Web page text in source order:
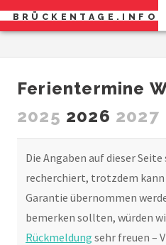
BRÜCKENTAGE.INFO
Ferientermine
2025 2026 2027
Die Angaben auf dieser
recherchiert, trotzdem
Garantie übernommen
bemerken sollten, würden
Rückmeldung sehr freuen –